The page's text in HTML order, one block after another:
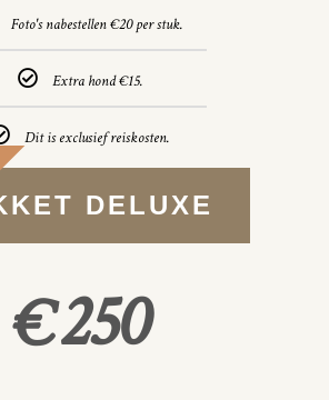
Foto's nabestellen €20 per stuk.
Extra hond €15.
Dit is exclusief reiskosten.
DELUXE
€250